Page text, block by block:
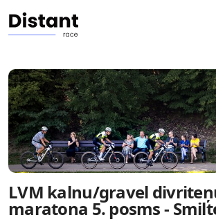
LVM kalnu/gravel
maratona 5. posms -